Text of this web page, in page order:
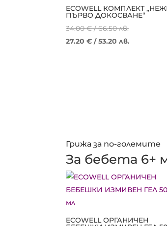
ECOWELL КОМПЛЕКТ
ПЪРВО ДОКОСВАНЕ“
34.00€/ 66.50 лв.Original
price
27.20€ / 53.20 лв.
Грижа за по-големите
За бебета 6+
ECOWELL ОРГАНИЧЕН